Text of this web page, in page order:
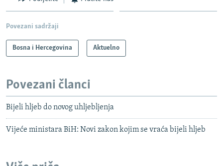
Povezani sadržaji
Bosna i Hercegovina Aktuelno
Povezani članci
Bijeli hljeb do novog uhljebljenja
Vijeće ministara BiH: Novi zakon kojim se vraća bijeli hljeb